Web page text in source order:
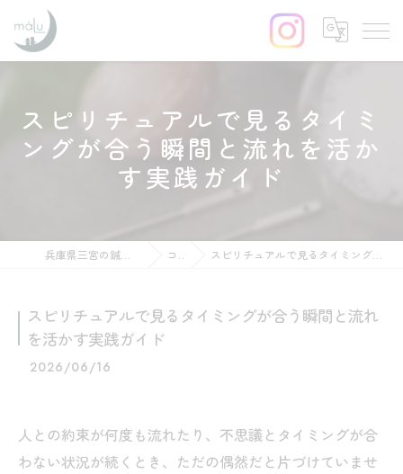
スピリチュアルで見るタイミ
ングが合う瞬間と流れを活か
す実践ガイド
兵庫県三宮の鍼灸ならはりきゅう maLu コラム スピリチュアルで見るタイミングが合う瞬間と流れを活かす実践ガイド
スピリチュアルで見るタイミングが合う瞬間と流れ
を活かす実践ガイド
2026/06/16
人との約束が何度も流れたり、不思議とタイミングが合
わない状況が続くとき、ただの偶然だと片づけていませ